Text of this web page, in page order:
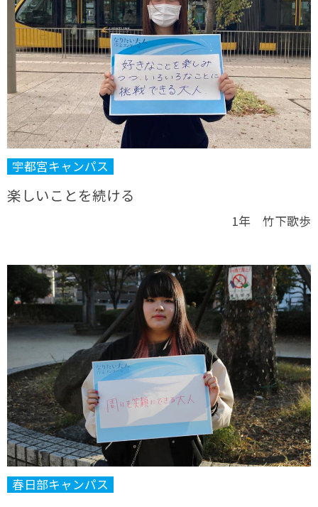
宇都宮キャンパス
楽しいことを続ける
1年 竹下歌歩
春日部キャンパス